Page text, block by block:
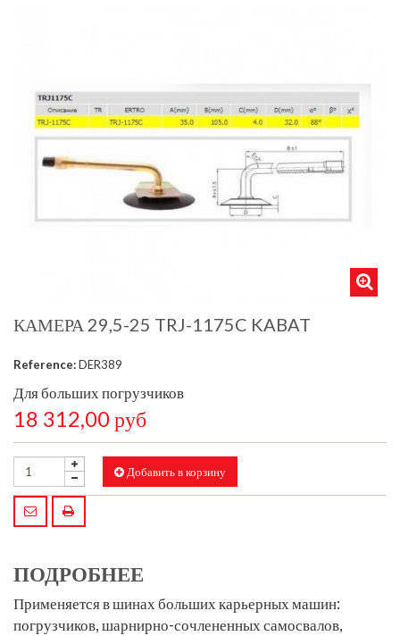
КАМЕРА 29,5-25 TRJ-1175C KABAT
Reference:DER389
Для больших погрузчиков
18 312,00 руб
Добавить в корзину
ПОДРОБНЕЕ
Применяется в шинах больших карьерных машин:
погрузчиков, шарнирно-сочлененных самосвалов,